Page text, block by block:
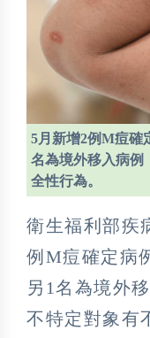
5月新增2例M痘確
名為境外移入病例
全性行為。
衛生福利部疾
例M痘確定病
另1名為境外
不特定對象有